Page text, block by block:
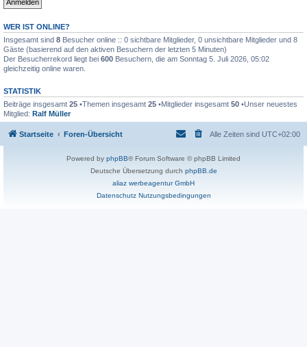
WER IST ONLINE?
Insgesamt sind 8 Besucher online :: 0 sichtbare Mitglieder, 0 unsichtbare Mitglieder und 8
Gäste (basierend auf den aktiven Besuchern der letzten 5 Minuten)
Der Besucherrekord liegt bei 600 Besuchern, die am Sonntag 5. Juli 2026, 05:02
gleichzeitig online waren.
STATISTIK
Beiträge insgesamt 25 •Themen insgesamt 25 •Mitglieder insgesamt 50 •Unser neuestes
Mitglied: Ralf Müller
Startseite Foren-Übersicht Alle Zeiten sind UTC+02:00
Powered by phpBB® Forum Software © phpBB Limited
Deutsche Übersetzung durch phpBB.de
aliaz werbeagentur GmbH
Datenschutz Nutzungsbedingungen